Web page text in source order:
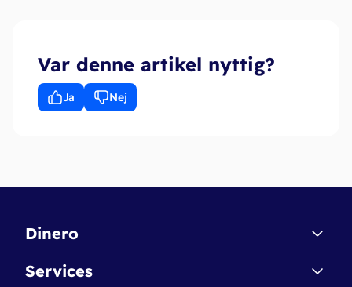
Var denne artikel nyttig?
Ja Nej
Dinero
Kontakt
Services